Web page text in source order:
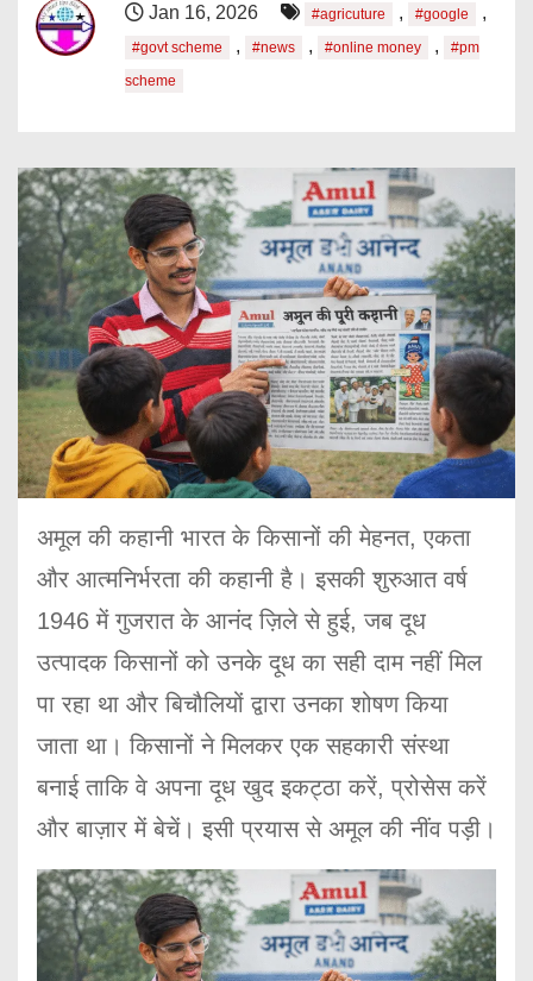
Jan 16, 2026 #agricuture , #google ,
#govt scheme , #news , #online money ,
#pm
scheme
अमूल की कहानी भारत के किसानों की मेहनत, एकता
और आत्मनिर्भरता की कहानी है। इसकी शुरुआत वर्ष
1946 में गुजरात के आनंद ज़िले से हुई, जब दूध
उत्पादक किसानों को उनके दूध का सही दाम नहीं मिल
पा रहा था और बिचौलियों द्वारा उनका शोषण किया
जाता था। किसानों ने मिलकर एक सहकारी संस्था
बनाई ताकि वे अपना दूध खुद इकट्ठा करें, प्रोसेस करें
और बाज़ार में बेचें। इसी प्रयास से अमूल की नींव पड़ी।